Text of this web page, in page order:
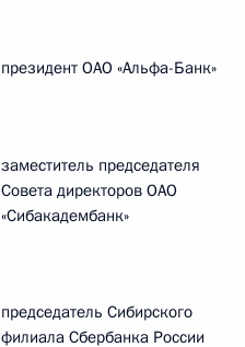
президент ОАО «Альфа-Банк»
заместитель председателя
Совета директоров ОАО
«Сибакадембанк»
председатель Сибирского
филиала Сбербанка России